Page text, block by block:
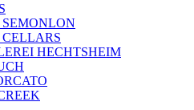
HECHTSHEIM